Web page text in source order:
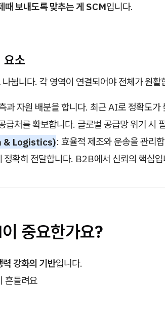
때 보내도록 맞추는 게 SCM입니다.
소
나뉩니다. 각 영역이 연결되어야 전체가 원활
과 자원 배분을 합니다. 최근 AI로 정확도가
급처를 확보합니다. 글로벌 공급망 위기 시
& Logistics): 효율적 제조와 운송을 관리
정확히 전달합니다. B2B에서 신뢰의 핵심입
중요한가요?
력 강화의 기반입니다.
흔들려요